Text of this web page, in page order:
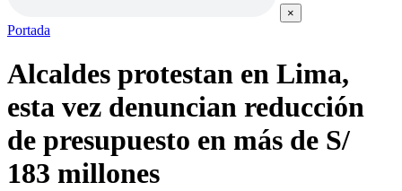
×
Portada
Alcaldes protestan en Lima,
esta vez denuncian reducción
de presupuesto en más de S/
183 millones